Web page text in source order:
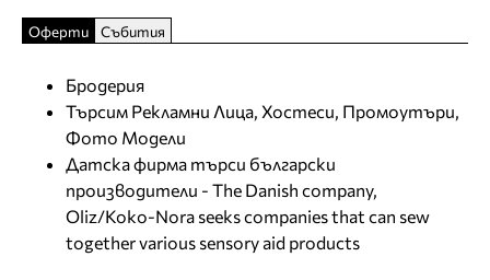
Оферти Събития
Бродерия
Търсим Рекламни Лица, Хостеси, Промоутъри,
Фото Модели
Датска фирма търси български
производители - The Danish company,
Oliz/Koko-Nora seeks companies that can sew
together various sensory aid products